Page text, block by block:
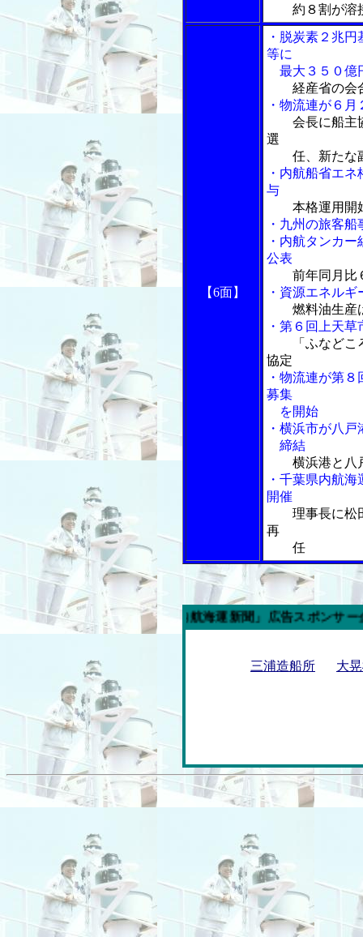
約８割が溶
【6面】
・脱炭素２兆
等に
最大３５０億
経産省の会
・物流連が６
会長に船主
選
任、新たな副
・内航船省エ
与
本格運用開
・九州の旅客
・内航タンカ
公表
前年同月比
・資源エネル
燃料油生産
・第６回上天
「ふなど
協定
・物流連が第
募集
を開始
・横浜市が八
締結
横浜港と八
・千葉県内航
開催
理事長に松
再
任
今週の「内航海運新聞」広告スポンサー企業
三浦造船所 大